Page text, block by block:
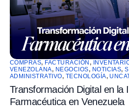
COMPRAS, FACTURACIÓN ,
VENEZOLANA, NEGOCIOS, NOTICIAS,
ADMINISTRATIVO, TECNOLOGÍA,
Transformación Digital en la
Farmacéutica en Venezuela